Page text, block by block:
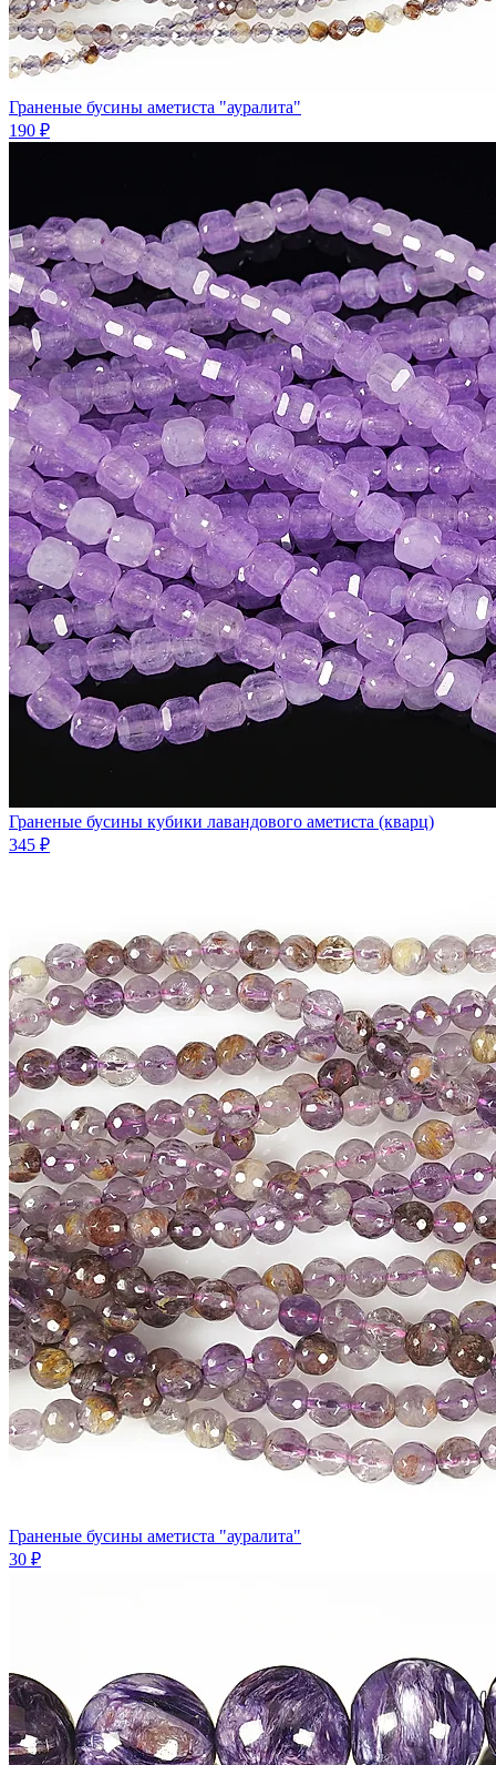
Граненые бусины аметиста "ауралита"
190 ₽
Граненые бусины кубики лавандового аметиста (кварц)
345 ₽
Граненые бусины аметиста "ауралита"
30 ₽